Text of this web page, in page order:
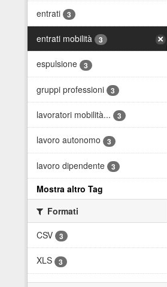
entrati 3
entrati mobilità 3
espulsione 3
gruppi professioni 3
lavoratori mobilità... 3
lavoro autonomo 3
lavoro dipendente 3
Mostra altro Tag
Formati
CSV
3
XLS 3